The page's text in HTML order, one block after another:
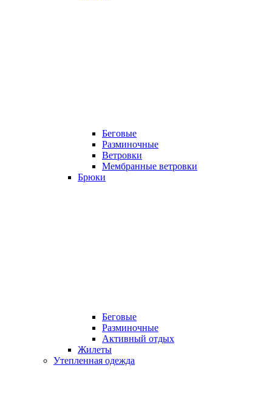
Беговые
Разминочные
Ветровки
Мембранные ветровки
Брюки
Беговые
Разминочные
Активный отдых
Жилеты
Утепленная одежда